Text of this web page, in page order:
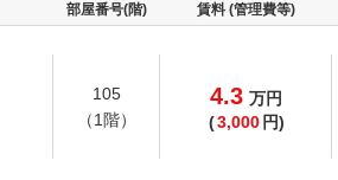
部屋番号(階) 賃料 (管理費等)
105
（1階）
4.3 万円
(3,000 円)